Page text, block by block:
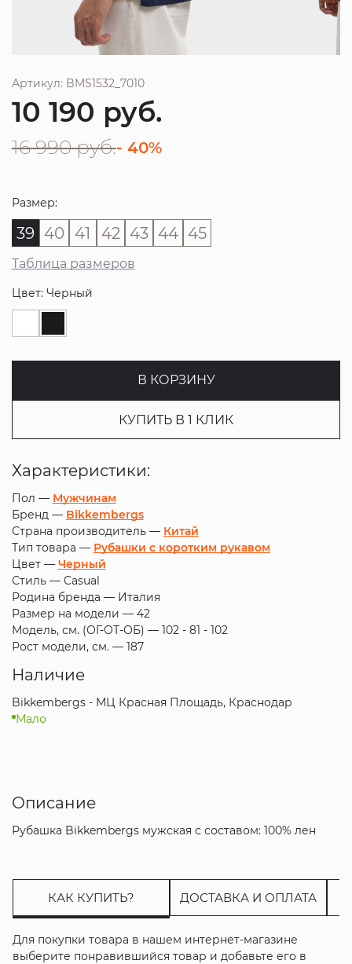
Артикул: BMS1532_7010
10 190 руб.
16 990 руб.- 40%
Размер:
39 40 41 42 43 44 45
Таблица размеров
Цвет: Черный
В КОРЗИНУ
КУПИТЬ В 1 КЛИК
Характеристики:
Пол — Мужчинам
Бренд — Bikkembergs
Страна производитель — Китай
Тип товара — Рубашки с коротким рукавом
Цвет — Черный
Стиль — Casual
Родина бренда — Италия
Размер на модели — 42
Модель, см. (ОГ-ОТ-ОБ) — 102 - 81 - 102
Рост модели, см. — 187
Наличие
Bikkembergs - МЦ Красная Площадь, Краснодар
Мало
Описание
Рубашка Bikkembergs мужская с составом: 100% лен
КАК КУПИТЬ? ДОСТАВКА И ОПЛАТА
Для покупки товара в нашем интернет-магазине
выберите понравившийся товар и добавьте его в